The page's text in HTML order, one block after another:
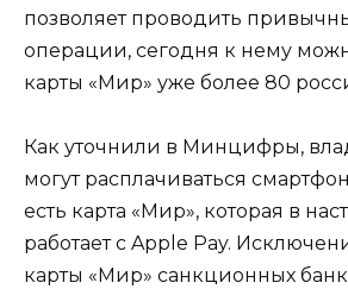
позволяет проводить
операции, сегодня к нему
карты «Мир» уже более 80
Как уточнили в Минцифры,
могут расплачиваться
есть карта «Мир», которая в
работает с Apple Pay.
карты «Мир» санкционных